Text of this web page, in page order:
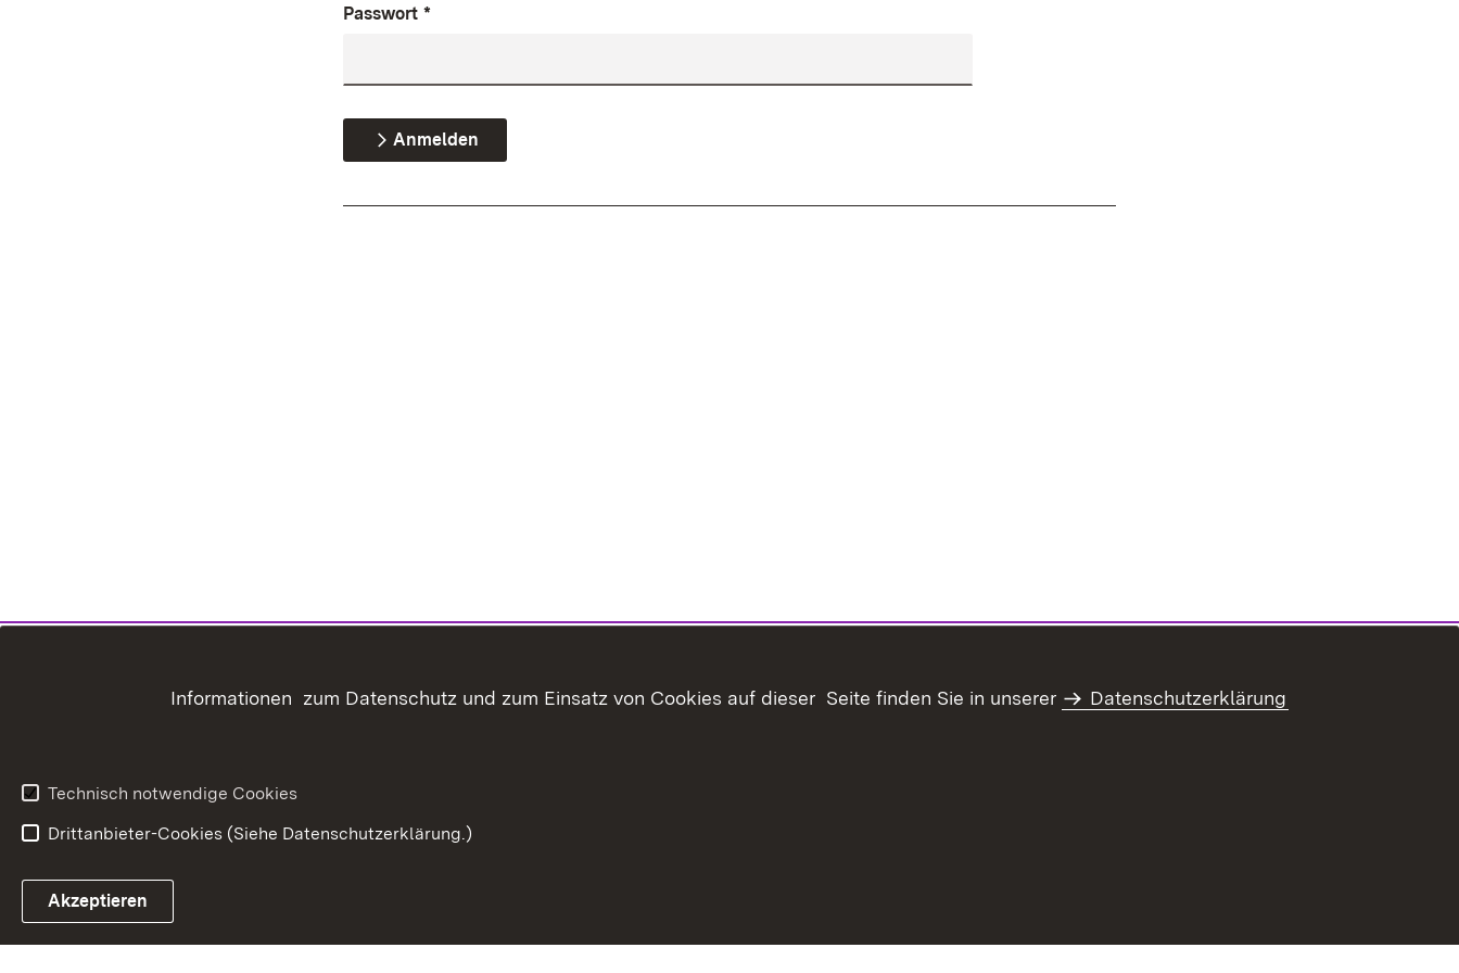
Passwort *
Anmelden
Informationen zum Datenschutz und zum Einsatz von Cookies auf dieser Seite finden Sie in unserer Datenschutzerklärung
Technisch notwendige Cookies
Drittanbieter-Cookies (Siehe Datenschutzerklärung.)
Akzeptieren